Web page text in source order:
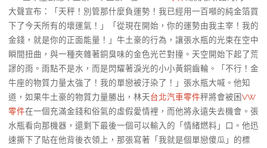
大聲宣布：「天秤！別管那什麼負運勢！我已經用一百噸的純金箔買
下了今天所有的壞運氣！」「從現在開始，你的運勢由我主宰！我的
金錢，就是你的正面能量！」牛土豪的行為，讓張水瓶的光束在空中
瞬間扭曲，與一種夾雜著銅臭味的金色光芒對撞。天空開始下起了荒
謬的雨。雨點不是水，而是閃耀著淚光的小小黃銅齒輪。「不行！金
牛座的物質力量太強了！我的單戀被汙染了！」張水瓶大喊。他知
道，如果牛土豪的物質力量勝出，林天台北汽車零件秤將會被困VW
零件在一個充滿金錢和俗氣的虛假愛情裡，而他將永遠失去機會。張
水瓶看向那機器，還剩下最後一個可以輸入的「情緒燃料」口。他迅
速撕下了貼在他背後衣領上，那張寫著「我就是個單戀傻瓜」的標